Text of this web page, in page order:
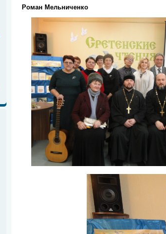
Роман Мельниченко